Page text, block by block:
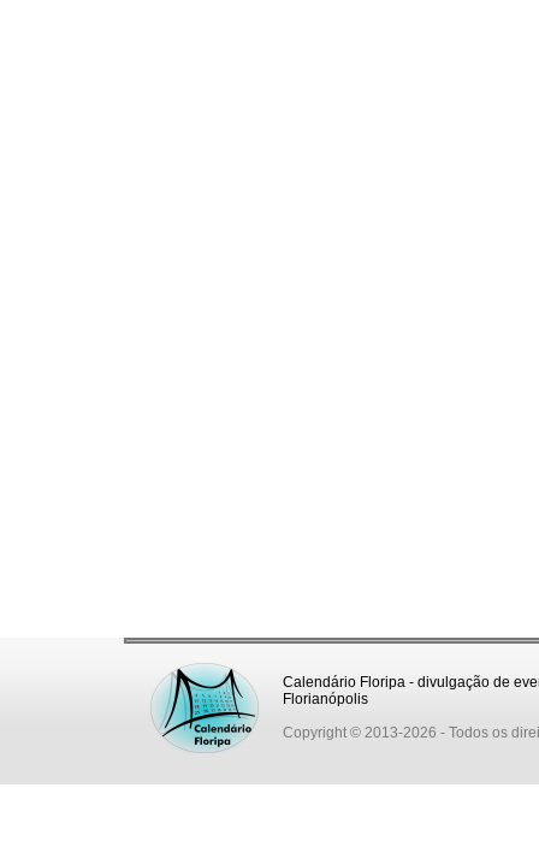
Calendário Floripa - divulgação de
Florianópolis
Copyright © 2013-2026 - Todos os